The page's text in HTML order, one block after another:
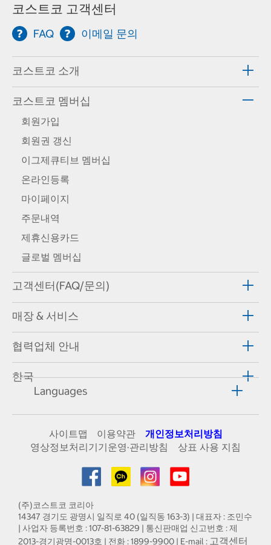
코스트코 고객센터
FAQ 이메일 문의
코스트코 소개
코스트코 멤버십
회원가입
회원권 갱신
이그제큐티브 멤버십
온라인등록
마이페이지
주문내역
제휴신용카드
글로벌 멤버십
고객센터(FAQ/문의)
매장 & 서비스
협력업체 안내
한국
Languages
사이트맵 이용약관
개인정보처리방침
영상정보처리기기운영·관리방침
상표 사용 지침
(주)코스트코 코리아
14347 경기도 광명시 일직로 40 (일직동 163-3) | 대표자 : 조민수
| 사업자 등록번호 : 107-81-63829 | 통신판매업 신고번호 : 제
2013-경기광명-0013호 | 전화 : 1899-9900 | E-mail : 고객센터